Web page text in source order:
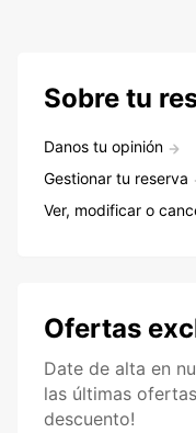
Sobre tu
Danos tu opinión
Gestionar tu reserva
Ver, modificar o
Ofertas
Date de alta en
las últimas
descuento!